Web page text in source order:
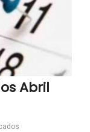
Abril